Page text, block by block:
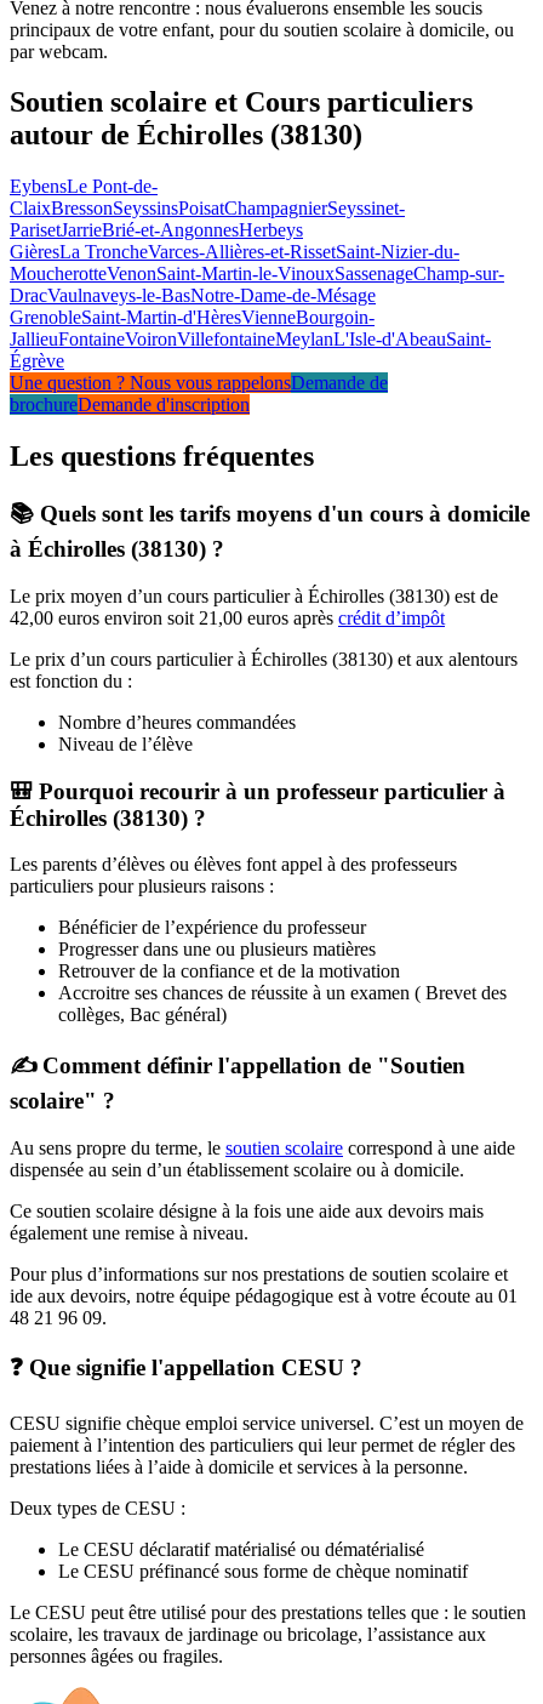
Venez à notre rencontre : nous évaluerons ensemble les soucis
principaux de votre enfant, pour du soutien scolaire à domicile, ou
par webcam.
Soutien scolaire et Cours particuliers
autour de Échirolles (38130)
EybensLe Pont-de-
ClaixBressonSeyssinsPoisatChampagnierSeyssinet-
ParisetJarrieBrié-et-AngonnesHerbeys
GièresLa TroncheVarces-Allières-et-RissetSaint-Nizier-du-
MoucherotteVenonSaint-Martin-le-VinouxSassenageChamp-sur-
DracVaulnaveys-le-BasNotre-Dame-de-Mésage
GrenobleSaint-Martin-d'HèresVienneBourgoin-
JallieuFontaineVoironVillefontaineMeylanL'Isle-d'AbeauSaint-
Égrève
Une question ? Nous vous rappelonsDemande de
brochureDemande d'inscription
Les questions fréquentes
📚 Quels sont les tarifs moyens d'un cours à domicile
à Échirolles (38130) ?
Le prix moyen d’un cours particulier à Échirolles (38130) est de
42,00 euros environ soit 21,00 euros après crédit d’impôt
Le prix d’un cours particulier à Échirolles (38130) et aux alentours
est fonction du :
Nombre d’heures commandées
Niveau de l’élève
🎒 Pourquoi recourir à un professeur particulier à
Échirolles (38130) ?
Les parents d’élèves ou élèves font appel à des professeurs
particuliers pour plusieurs raisons :
Bénéficier de l’expérience du professeur
Progresser dans une ou plusieurs matières
Retrouver de la confiance et de la motivation
Accroitre ses chances de réussite à un examen ( Brevet des
collèges, Bac général)
✍ Comment définir l'appellation de "Soutien
scolaire" ?
Au sens propre du terme, le soutien scolaire correspond à une aide
dispensée au sein d’un établissement scolaire ou à domicile.
Ce soutien scolaire désigne à la fois une aide aux devoirs mais
également une remise à niveau.
Pour plus d’informations sur nos prestations de soutien scolaire et
ide aux devoirs, notre équipe pédagogique est à votre écoute au 01
48 21 96 09.
❓ Que signifie l'appellation CESU ?
CESU signifie chèque emploi service universel. C’est un moyen de
paiement à l’intention des particuliers qui leur permet de régler des
prestations liées à l’aide à domicile et services à la personne.
Deux types de CESU :
Le CESU déclaratif matérialisé ou dématérialisé
Le CESU préfinancé sous forme de chèque nominatif
Le CESU peut être utilisé pour des prestations telles que : le soutien
scolaire, les travaux de jardinage ou bricolage, l’assistance aux
personnes âgées ou fragiles.